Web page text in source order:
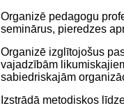
Organizē pedagogu
seminārus, pieredzes
Organizē izglītojošus
vajadzībām
sabiedriskajām
Izstrādā metodiskos